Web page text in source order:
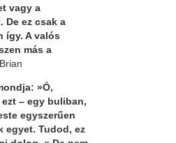
vagy a
De ez csak a
így. A valós
más a
»Ó,
– egy buliban,
egyszerűen
egyet. Tudod, ez